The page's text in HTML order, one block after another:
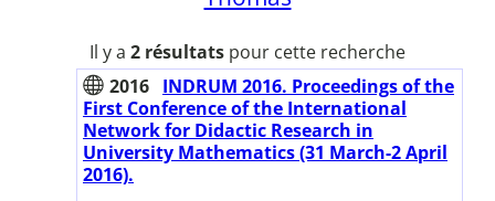
Il y a 2 résultats pour cette recherche
2016 INDRUM 2016. Proceedings of the
First Conference of the International
Network for Didactic Research in
University Mathematics (31 March-2 April
2016).